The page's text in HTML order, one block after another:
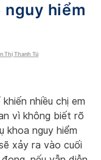
nguy hiểm
Thị Thanh Tú
nhiều chị em
vì không biết rõ
khoa nguy hiểm
xảy ra vào cuối